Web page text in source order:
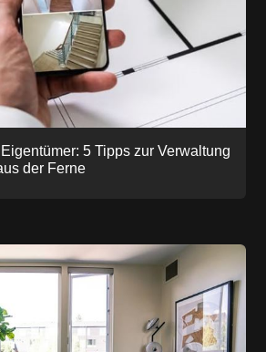
5 Tipps zur Verwaltung
der Ferne